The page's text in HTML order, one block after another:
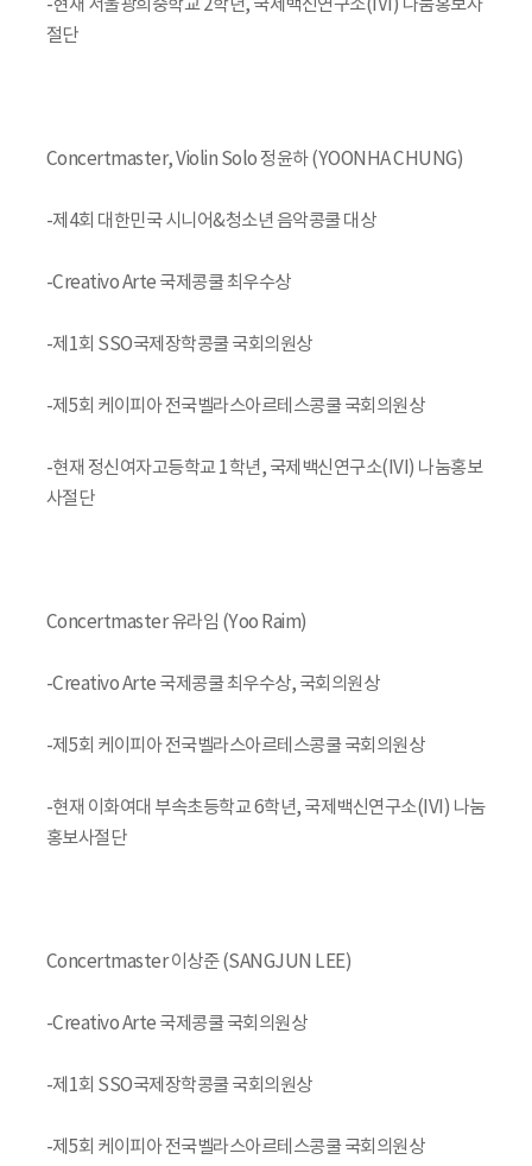
-현재 서울광희중학교 2학년, 국제백신연구소(IVI) 나눔홍보사
절단
Concertmaster, Violin Solo 정윤하 (YOONHA CHUNG)
-제4회 대한민국 시니어&청소년 음악콩쿨 대상
-Creativo Arte 국제콩쿨 최우수상
-제1회 SSO국제장학콩쿨 국회의원상
-제5회 케이피아 전국벨라스아르테스콩쿨 국회의원상
-현재 정신여자고등학교 1학년, 국제백신연구소(IVI) 나눔홍보
사절단
Concertmaster 유라임 (Yoo Raim)
-Creativo Arte 국제콩쿨 최우수상, 국회의원상
-제5회 케이피아 전국벨라스아르테스콩쿨 국회의원상
-현재 이화여대 부속초등학교 6학년, 국제백신연구소(IVI) 나눔
홍보사절단
Concertmaster 이상준 (SANGJUN LEE)
-Creativo Arte 국제콩쿨 국회의원상
-제1회 SSO국제장학콩쿨 국회의원상
-제5회 케이피아 전국벨라스아르테스콩쿨 국회의원상